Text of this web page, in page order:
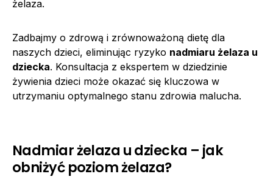
żelaza.
Zadbajmy o zdrową i zrównoważoną dietę dla
naszych dzieci, eliminując ryzyko nadmiaru żelaza u
dziecka. Konsultacja z ekspertem w dziedzinie
żywienia dzieci może okazać się kluczowa w
utrzymaniu optymalnego stanu zdrowia malucha.
Nadmiar żelaza u dziecka – jak
obniżyć poziom żelaza?